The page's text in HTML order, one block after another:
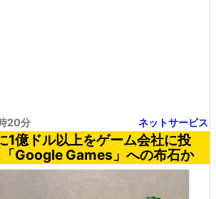
20分 ネットサービス
1億ドル以上をゲーム会社に投
Google Games」への布石か